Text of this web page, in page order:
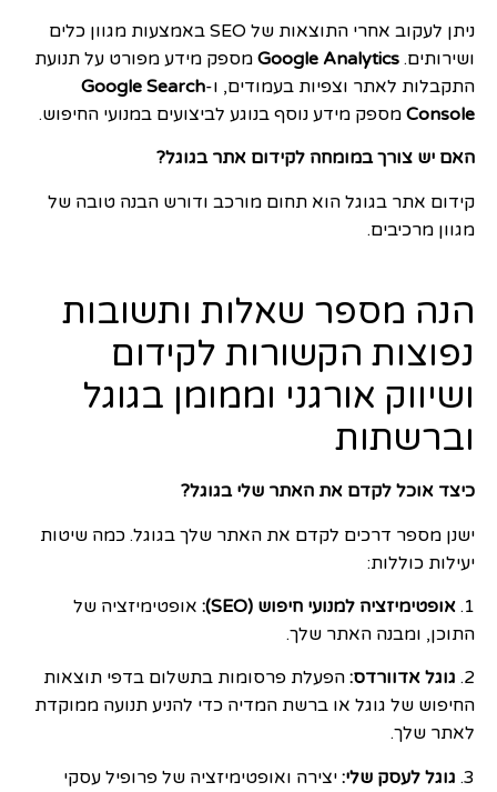
ניתן לעקוב אחרי התוצאות של SEO באמצעות מגוון כלים
ושירותים. Google Analytics מספק מידע מפורט על תנועת
התקבלות לאתר וצפיות בעמודים, ו-Google Search
Console מספק מידע נוסף בנוגע לביצועים במנועי החיפוש.
האם יש צורך במומחה לקידום אתר בגוגל?
קידום אתר בגוגל הוא תחום מורכב ודורש הבנה טובה של
מגוון מרכיבים.
הנה מספר שאלות ותשובות
נפוצות הקשורות לקידום
ושיווק אורגני וממומן בגוגל
וברשתות
כיצד אוכל לקדם את האתר שלי בגוגל?
ישנן מספר דרכים לקדם את האתר שלך בגוגל. כמה שיטות
יעילות כוללות:
1. אופטימיזציה למנועי חיפוש (SEO):
אופטימיזציה של
התוכן, ומבנה האתר שלך.
2. גוגל אדוורדס: הפעלת פרסומות בתשלום בדפי תוצאות
החיפוש של גוגל או ברשת המדיה כדי להניע תנועה ממוקדת
לאתר שלך.
3. גוגל לעסק שלי: יצירה ואופטימיזציה של פרופיל עסקי